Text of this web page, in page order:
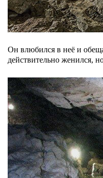
Он влюбился в неё и
действительно женился,